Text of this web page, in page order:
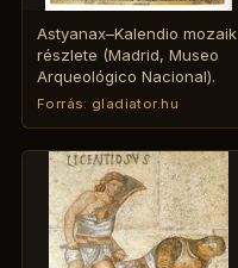
Astyanax–Kalendio mozaik
részlete (Madrid, Museo
Arqueológico Nacional).
Forrás: gladiator.hu